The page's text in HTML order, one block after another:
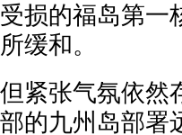
受损的福岛第一
所缓和。
但紧张气氛依然
部的九州岛部署